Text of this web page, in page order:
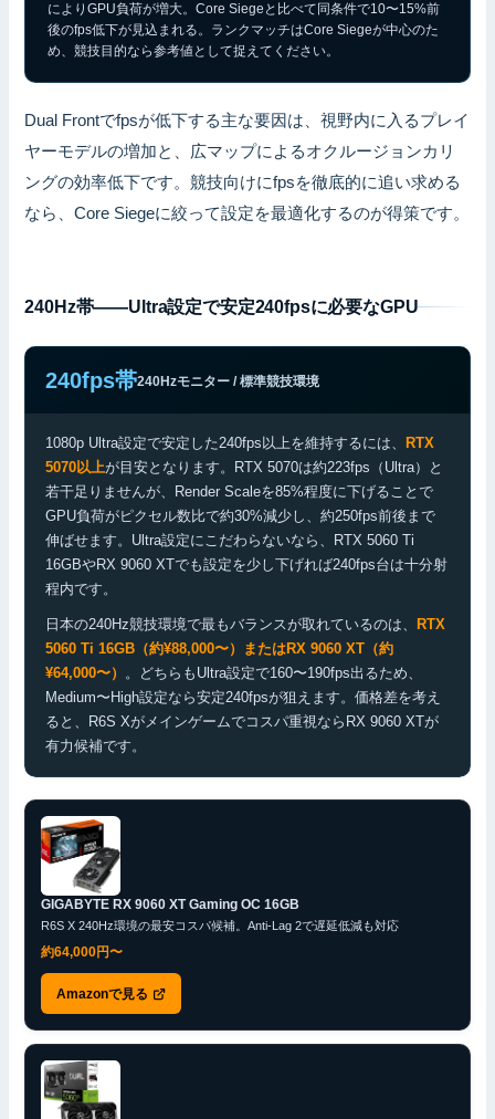
によりGPU負荷が増大。Core Siegeと比べて同条件で10〜15%前
後のfps低下が見込まれる。ランクマッチはCore Siegeが中心のた
め、競技目的なら参考値として捉えてください。
Dual Frontでfpsが低下する主な要因は、視野内に入るプレイ
ヤーモデルの増加と、広マップによるオクルージョンカリ
ングの効率低下です。競技向けにfpsを徹底的に追い求める
なら、Core Siegeに絞って設定を最適化するのが得策です。
240Hz帯——Ultra設定で安定240fpsに必要なGPU
240fps帯240Hzモニター / 標準競技環境
1080p Ultra設定で安定した240fps以上を維持するには、
RTX
5070以上が目安となります。RTX 5070は約223fps（Ultra）と
若干足りませんが、Render Scaleを85%程度に下げることで
GPU負荷がピクセル数比で約30%減少し、約250fps前後まで
伸ばせます。Ultra設定にこだわらないなら、RTX 5060 Ti
16GBやRX 9060 XTでも設定を少し下げれば240fps台は十分射
程内です。
日本の240Hz競技環境で最もバランスが取れているのは、
RTX
5060 Ti 16GB（約¥88,000〜）またはRX 9060 XT（約
¥64,000〜） 。どちらもUltra設定で160〜190fps出るため、
Medium〜High設定なら安定240fpsが狙えます。価格差を考え
ると、R6S Xがメインゲームでコスパ重視ならRX 9060 XTが
有力候補です。
GIGABYTE RX 9060 XT Gaming OC 16GB
R6S X 240Hz環境の最安コスパ候補。Anti-Lag 2で遅延低減も対応
約64,000円〜
Amazonで見る